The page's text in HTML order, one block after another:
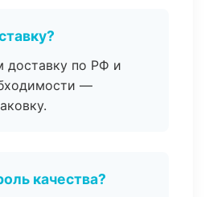
доставку по РФ и
—
качества?